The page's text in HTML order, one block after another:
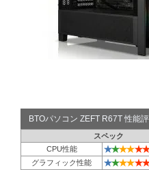
BTOパソコン ZEFT R67T 性能
スペック
CPU性能
★★★★★★
グラフィック性能 ★★★★★★